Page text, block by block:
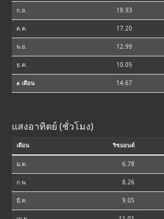
ก.ย. 18.93
ต.ค. 17.20
พ.ย. 12.99
ธ.ค. 10.05
⌀ เดือน 14.67
แสงอาทิตย์ (ชั่วโมง)
เดือน ริชมอนด์
ม.ค. 6.78
ก.พ. 8.26
มี.ค. 9.05